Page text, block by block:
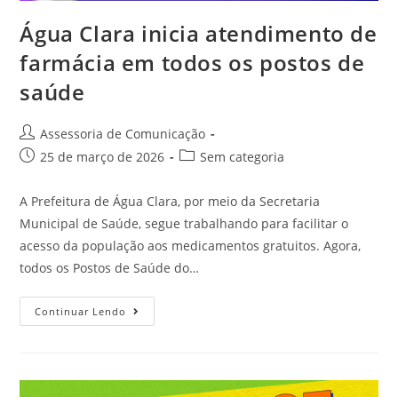
Água Clara inicia atendimento de
farmácia em todos os postos de
saúde
Assessoria de Comunicação
25 de março de 2026
Sem categoria
A Prefeitura de Água Clara, por meio da Secretaria
Municipal de Saúde, segue trabalhando para facilitar o
acesso da população aos medicamentos gratuitos. Agora,
todos os Postos de Saúde do…
Continuar Lendo